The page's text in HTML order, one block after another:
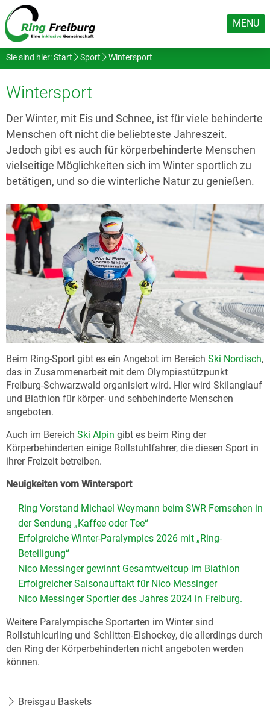
MENU
Sie sind hier:Start Sport Wintersport
Wintersport
Der Winter, mit Eis und Schnee, ist für viele behinderte
Menschen oft nicht die beliebteste Jahreszeit.
Jedoch gibt es auch für körperbehinderte Menschen
vielseitige Möglichkeiten sich im Winter sportlich zu
betätigen, und so die winterliche Natur zu genießen.
Beim Ring-Sport gibt es ein Angebot im Bereich Ski Nordisch,
das in Zusammenarbeit mit dem Olympiastützpunkt
Freiburg-Schwarzwald organisiert wird. Hier wird Skilanglauf
und Biathlon für körper- und sehbehinderte Menschen
angeboten.
Auch im Bereich Ski Alpin gibt es beim Ring der
Körperbehinderten einige Rollstuhlfahrer, die diesen Sport in
ihrer Freizeit betreiben.
Neuigkeiten vom Wintersport
Ring Vorstand Michael Weymann beim SWR Fernsehen in
der Sendung „Kaffee oder Tee“
Erfolgreiche Winter-Paralympics 2026 mit „Ring-
Beteiligung“
Nico Messinger gewinnt Gesamtweltcup im Biathlon
Erfolgreicher Saisonauftakt für Nico Messinger
Nico Messinger Sportler des Jahres 2024 in Freiburg.
Weitere Paralympische Sportarten im Winter sind
Rollstuhlcurling und Schlitten-Eishockey, die allerdings durch
den Ring der Körperbehinderten nicht angeboten werden
können.
Breisgau Baskets